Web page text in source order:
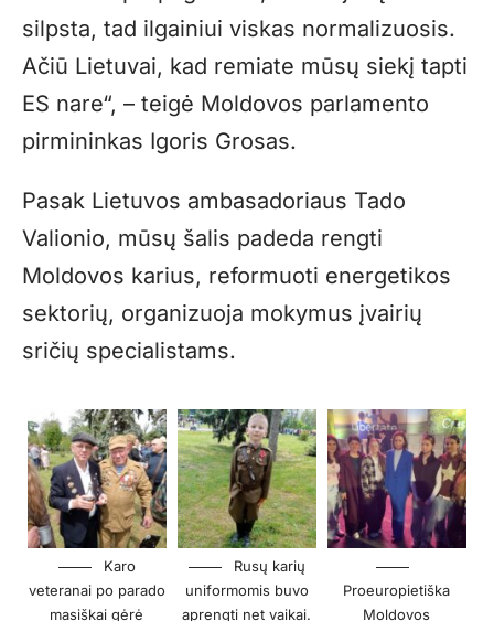
silpsta, tad ilgainiui viskas normalizuosis.
Ačiū Lietuvai, kad remiate mūsų siekį tapti
ES nare“, – teigė Moldovos parlamento
pirmininkas Igoris Grosas.
Pasak Lietuvos ambasadoriaus Tado
Valionio, mūsų šalis padeda rengti
Moldovos karius, reformuoti energetikos
sektorių, organizuoja mokymus įvairių
sričių specialistams.
Karo
veteranai po parado
masiškai gėrė
Rusų karių
uniformomis buvo
aprengti net vaikai.
Proeuropietiška
Moldovos